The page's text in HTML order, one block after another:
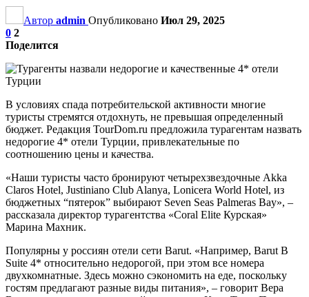
Автор admin Опубликовано Июл 29, 2025
0 2
Поделится
В условиях спада потребительской активности многие
туристы стремятся отдохнуть, не превышая определенный
бюджет. Редакция TourDom.ru предложила турагентам назвать
недорогие 4* отели Турции, привлекательные по
соотношению цены и качества.
«Наши туристы часто бронируют четырехзвездочные Akka
Claros Hotel, Justiniano Club Alanya, Lonicera World Hotel, из
бюджетных “пятерок” выбирают Seven Seas Palmeras Bay», –
рассказала директор турагентства «Coral Elite Курская»
Марина Махник.
Популярны у россиян отели сети Barut. «Например, Barut B
Suite 4* относительно недорогой, при этом все номера
двухкомнатные. Здесь можно сэкономить на еде, поскольку
гостям предлагают разные виды питания», – говорит Вера